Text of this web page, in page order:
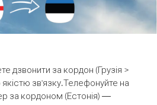
дзвонити за кордон (Грузія >
зв'язку.Телефонуйте на
за кордоном (Естонія) —